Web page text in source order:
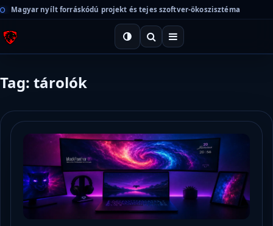
Magyar nyílt forráskódú projekt és tejes szoftver-ökoszisztéma
Tag: tárolók